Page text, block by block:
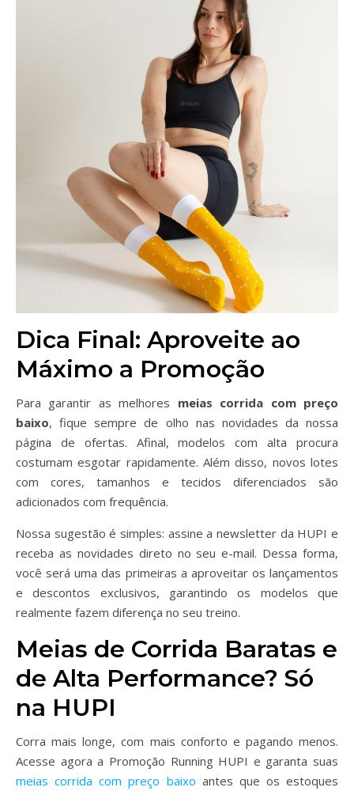
Dica Final: Aproveite ao
Máximo a Promoção
Para garantir as melhores meias corrida com preço
baixo, fique sempre de olho nas novidades da nossa
página de ofertas. Afinal, modelos com alta procura
costumam esgotar rapidamente. Além disso, novos lotes
com cores, tamanhos e tecidos diferenciados são
adicionados com frequência.
Nossa sugestão é simples: assine a newsletter da HUPI e
receba as novidades direto no seu e-mail. Dessa forma,
você será uma das primeiras a aproveitar os lançamentos
e descontos exclusivos, garantindo os modelos que
realmente fazem diferença no seu treino.
Meias de Corrida Baratas e
de Alta Performance? Só
na HUPI
Corra mais longe, com mais conforto e pagando menos.
Acesse agora a Promoção Running HUPI e garanta suas
meias corrida com preço baixo antes que os estoques